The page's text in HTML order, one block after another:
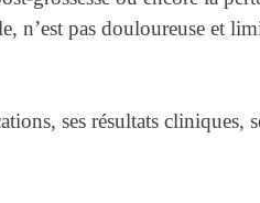
n’est pas douloureuse et
ses résultats cliniques,